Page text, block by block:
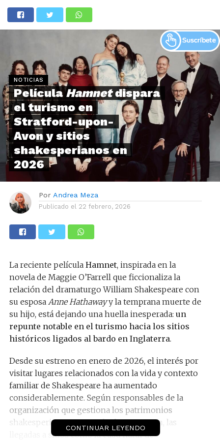
NOTICIAS
PelículaHamnetdispara
el turismo en
Stratford-upon-
Avon y sitios
shakesperianos en
2026
Por Andrea Meza
Publicado el 22 febrero, 2026
La reciente película Hamnet, inspirada en la
novela de Maggie O’Farrell que ficcionaliza la
relación del dramaturgo William Shakespeare con
su esposa Anne Hathawayy la temprana muerte de
su hijo, está dejando una huella inesperada: un
repunte notable en el turismo hacia los sitios
históricos ligados al bardo en Inglaterra.
Desde su estreno en enero de 2026, el interés por
visitar lugares relacionados con la vida y contexto
familiar de Shakespeare ha aumentado
considerablemente. Según responsables de la
organización que gestiona los patrimonios
shakesperianos en Stratford-upon-Avon, las
llegadas a sitios como lacasa natal de
CONTINUAR LEYENDO